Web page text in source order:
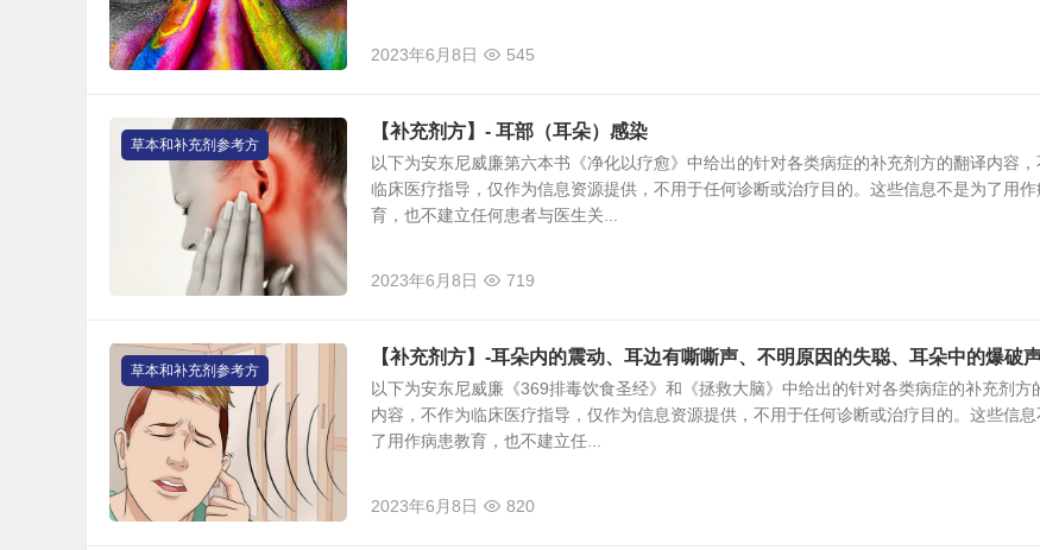
2023年6月8日 545
草本和补充剂参考方
【补充剂方】- 耳部（耳朵）感染
以下为安东尼威廉第六本书《净化以疗愈》中给出的针对各类病症的补充剂方的翻译内容，
临床医疗指导，仅作为信息资源提供，不用于任何诊断或治疗目的。这些信息不是为了用作
育，也不建立任何患者与医生关...
2023年6月8日 719
草本和补充剂参考方
【补充剂方】-耳朵内的震动、耳边有嘶嘶声、不明原因的失聪、耳朵中的爆破
以下为安东尼威廉《369排毒饮食圣经》和《拯救大脑》中给出的针对各类病症的补充剂方
内容，不作为临床医疗指导，仅作为信息资源提供，不用于任何诊断或治疗目的。这些信息
了用作病患教育，也不建立任...
2023年6月8日 820